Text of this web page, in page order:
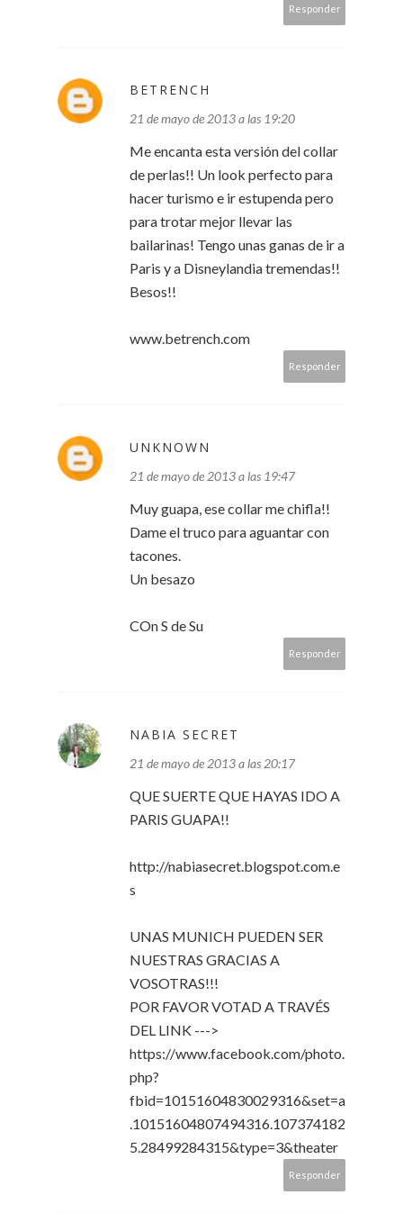
Responder
BETRENCH
21 de mayo de 2013 a las 19:20
Me encanta esta versión del collar
de perlas!! Un look perfecto para
hacer turismo e ir estupenda pero
para trotar mejor llevar las
bailarinas! Tengo unas ganas de ir a
Paris y a Disneylandia tremendas!!
Besos!!
www.betrench.com
Responder
UNKNOWN
21 de mayo de 2013 a las 19:47
Muy guapa, ese collar me chifla!!
Dame el truco para aguantar con
tacones.
Un besazo
COn S de Su
Responder
NABIA SECRET
21 de mayo de 2013 a las 20:17
QUE SUERTE QUE HAYAS IDO A
PARIS GUAPA!!
http://nabiasecret.blogspot.com.e
s
UNAS MUNICH PUEDEN SER
NUESTRAS GRACIAS A
VOSOTRAS!!!
POR FAVOR VOTAD A TRAVÉS
DEL LINK --->
https://www.facebook.com/photo.
php?
fbid=10151604830029316&set=a
.10151604807494316.107374182
5.28499284315&type=3&theater
Responder